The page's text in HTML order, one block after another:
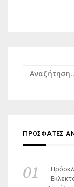
Αναζήτηση
ΠΡΟΣΦΑΤΕΣ